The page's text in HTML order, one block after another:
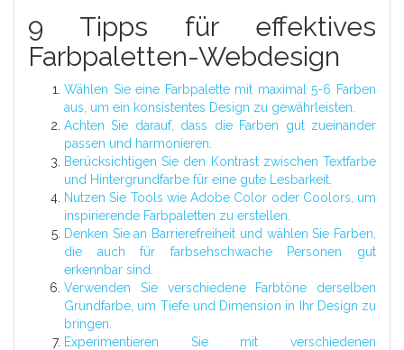
9 Tipps für effektives
Farbpaletten-Webdesign
Wählen Sie eine Farbpalette mit maximal 5-6 Farben
aus, um ein konsistentes Design zu gewährleisten.
Achten Sie darauf, dass die Farben gut zueinander
passen und harmonieren.
Berücksichtigen Sie den Kontrast zwischen Textfarbe
und Hintergrundfarbe für eine gute Lesbarkeit.
Nutzen Sie Tools wie Adobe Color oder Coolors, um
inspirierende Farbpaletten zu erstellen.
Denken Sie an Barrierefreiheit und wählen Sie Farben,
die auch für farbsehschwache Personen gut
erkennbar sind.
Verwenden Sie verschiedene Farbtöne derselben
Grundfarbe, um Tiefe und Dimension in Ihr Design zu
bringen.
Experimentieren Sie mit verschiedenen